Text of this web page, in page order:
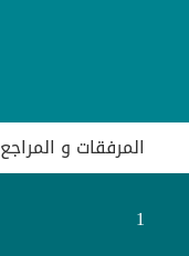
المرفقات و المراجع
1